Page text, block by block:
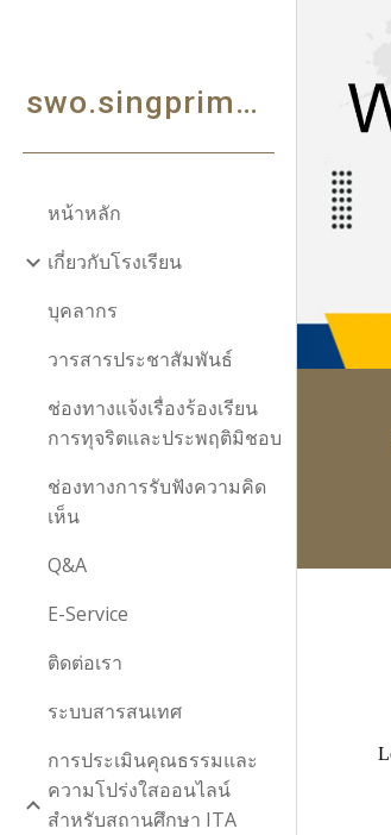
swo.singprimary.go.th/
หน้าหลัก
เกี่ยวกับโรงเรียน
บุคลากร
วารสารประชาสัมพันธ์
ช่องทางแจ้งเรื่องร้องเรียน
การทุจริตและประพฤติมิชอบ
ช่องทางการรับฟังความคิด
เห็น
Q&A
E-Service
ติดต่อเรา
ระบบสารสนเทศ
การประเมินคุณธรรมและ
ความโปร่งใสออนไลน์
สำหรับสถานศึกษา ITA